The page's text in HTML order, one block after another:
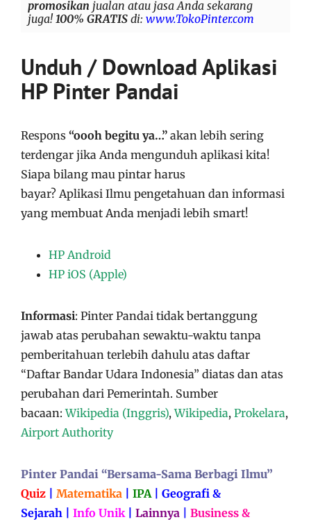
promosikan jualan atau jasa Anda sekarang
juga! 100% GRATIS di: www.TokoPinter.com
Unduh / Download Aplikasi
HP Pinter Pandai
Respons “oooh begitu ya…” akan lebih sering
terdengar jika Anda mengunduh aplikasi kita!
Siapa bilang mau pintar harus
bayar? Aplikasi Ilmu pengetahuan dan informasi
yang membuat Anda menjadi lebih smart!
HP Android
HP iOS (Apple)
Informasi: Pinter Pandai tidak bertanggung
jawab atas perubahan sewaktu-waktu tanpa
pemberitahuan terlebih dahulu atas daftar
“Daftar Bandar Udara Indonesia” diatas dan atas
perubahan dari Pemerintah. Sumber
bacaan:Wikipedia (Inggris),Wikipedia, Prokelara,
Airport Authority
Pinter Pandai “Bersama-Sama Berbagi Ilmu”
Quiz
Matematika IPA
Geografi &
Sejarah
Info Unik Lainnya
Business &